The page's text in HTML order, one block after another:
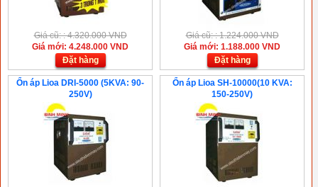
Giá cũ: : 4.320.000 VND
Giá mới: 4.248.000 VND
Đặt hàng
Giá cũ: : 1.224.000 VND
Giá mới: 1.188.000 VND
Đặt hàng
Ổn áp Lioa DRI-5000 (5KVA: 90-
250V)
Ổn áp Lioa SH-10000(10 KVA:
150-250V)